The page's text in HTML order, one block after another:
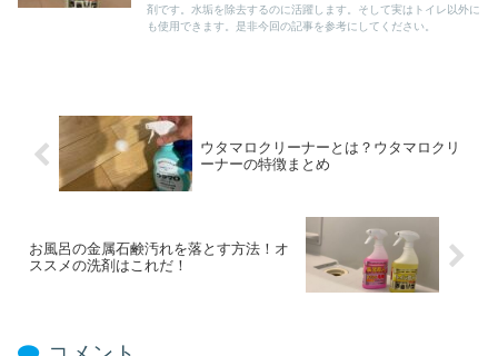
剤です。水垢を除去するのに活躍します。そして実はトイレ以外に
も使用できます。是非今回の記事を参考にしてください。
ウタマロクリーナーとは？ウタマロクリ
ーナーの特徴まとめ
お風呂の金属石鹸汚れを落とす方法！オ
ススメの洗剤はこれだ！